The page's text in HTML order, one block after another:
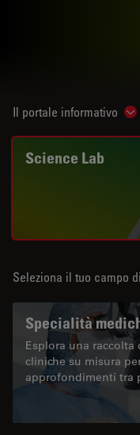
Il portale informativo
Science Lab
Seleziona il tuo campo
Specialità
Esplora una
cliniche su misura
approfondimenti tra